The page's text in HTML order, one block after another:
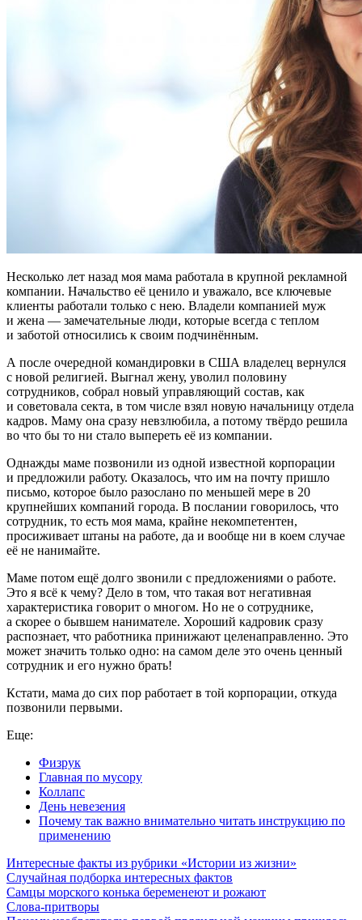
Несколько лет назад моя мама работала в крупной рекламной
компании. Начальство её ценило и уважало, все ключевые
клиенты работали только с нею. Владели компанией муж
и жена — замечательные люди, которые всегда с теплом
и заботой относились к своим подчинённым.
А после очередной командировки в США владелец вернулся
с новой религией. Выгнал жену, уволил половину
сотрудников, собрал новый управляющий состав, как
и советовала секта, в том числе взял новую начальницу отдела
кадров. Маму она сразу невзлюбила, а потому твёрдо решила
во что бы то ни стало выпереть её из компании.
Однажды маме позвонили из одной известной корпорации
и предложили работу. Оказалось, что им на почту пришло
письмо, которое было разослано по меньшей мере в 20
крупнейших компаний города. В послании говорилось, что
сотрудник, то есть моя мама, крайне некомпетентен,
просиживает штаны на работе, да и вообще ни в коем случае
её не нанимайте.
Маме потом ещё долго звонили с предложениями о работе.
Это я всё к чему? Дело в том, что такая вот негативная
характеристика говорит о многом. Но не о сотруднике,
а скорее о бывшем нанимателе. Хороший кадровик сразу
распознает, что работника принижают целенаправленно. Это
может значить только одно: на самом деле это очень ценный
сотрудник и его нужно брать!
Кстати, мама до сих пор работает в той корпорации, откуда
позвонили первыми.
Еще:
Физрук
Главная по мусору
Коллапс
День невезения
Почему так важно внимательно читать инструкцию по
применению
Интересные факты из рубрики «Истории из жизни»
Случайная подборка интересных фактов
Самцы морского конька беременеют и рожают
Слова-притворы